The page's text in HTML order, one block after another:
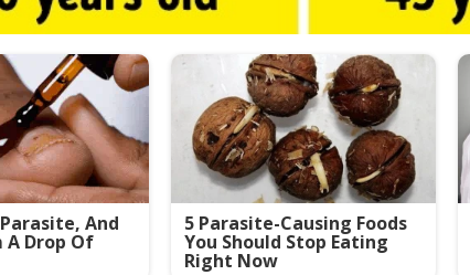
And
A Drop Of
5 Parasite-Causing Foods
You Should Stop Eating
Right Now